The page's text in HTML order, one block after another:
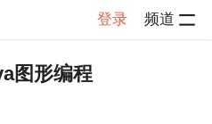
登录 频道
详情
图形编程